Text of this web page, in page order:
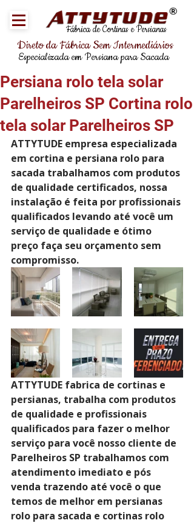
Fábrica de Cortinas e Persianas
®
Direto da Fábrica Sem Intermediários
Especializada em Persiana para Sacada
Persiana rolo tela solar
Parelheiros SP Cortina rolo
tela solar Parelheiros SP
ATTYTUDE empresa especializada
em cortina e persiana rolo para
sacada trabalhamos com produtos
de qualidade certificados, nossa
instalação é feita por profissionais
qualificados levando até você um
serviço de qualidade e ótimo
preço faça seu orçamento sem
compromisso.
ATTYTUDE fabrica de cortinas e
persianas, trabalha com produtos
de qualidade e profissionais
qualificados para fazer o melhor
serviço para você nosso cliente de
Parelheiros SP trabalhamos com
atendimento imediato e pós
venda trazendo até você o que
temos de melhor em persianas
rolo para sacada e cortinas rolo